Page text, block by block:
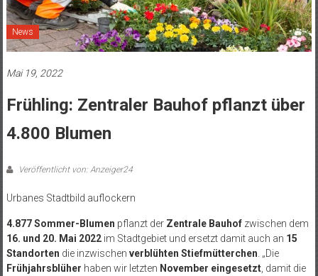
News
Mai 19, 2022
Frühling: Zentraler Bauhof pflanzt über
4.800 Blumen
Veröffentlicht von: Anzeiger24
Urbanes Stadtbild auflockern
4.877 Sommer-Blumen pflanzt der Zentrale Bauhofzwischen dem
16. und 20. Mai 2022im Stadtgebiet und ersetzt damit auch an 15
Standorten die inzwischen verblühten Stiefmütterchen . „Die
Frühjahrsblüher haben wir letzten November eingesetzt, damit die